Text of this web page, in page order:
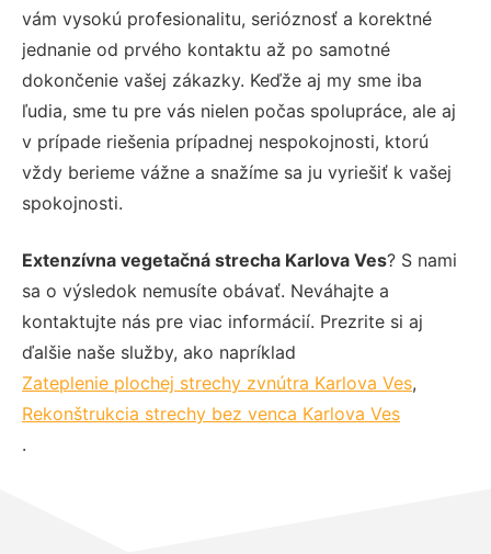
vám vysokú profesionalitu, serióznosť a korektné
jednanie od prvého kontaktu až po samotné
dokončenie vašej zákazky. Keďže aj my sme iba
ľudia, sme tu pre vás nielen počas spolupráce, ale aj
v prípade riešenia prípadnej nespokojnosti, ktorú
vždy berieme vážne a snažíme sa ju vyriešiť k vašej
spokojnosti.
Extenzívna vegetačná strecha Karlova Ves? S nami
sa o výsledok nemusíte obávať. Neváhajte a
kontaktujte nás pre viac informácií. Prezrite si aj
ďalšie naše služby, ako napríklad
Zateplenie plochej strechy zvnútra Karlova Ves,
Rekonštrukcia strechy bez venca Karlova Ves
.